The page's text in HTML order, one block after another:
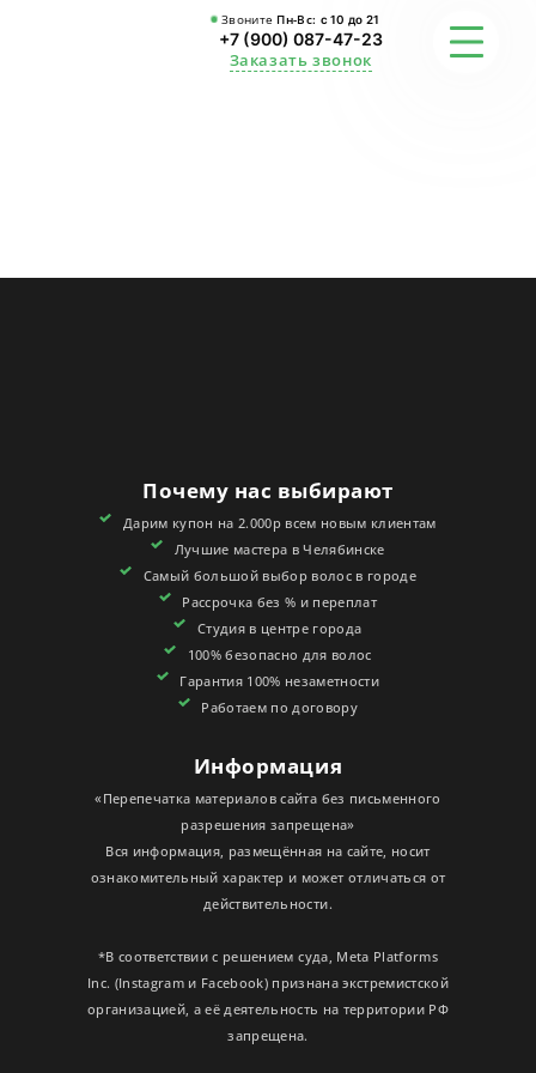
Звоните Пн-Вс: с 10 до 21
+7 (900) 087-47-23
Заказать звонок
КОНТАКТЫ
СЕРТИФИКАТЫ
Почему нас выбирают
Дарим купон на 2.000р всем новым клиентам
Лучшие мастера в Челябинске
Самый большой выбор волос в городе
Рассрочка без % и переплат
Студия в центре города
100% безопасно для волос
Гарантия 100% незаметности
Работаем по договору
Информация
«Перепечатка материалов сайта без письменного
разрешения запрещена»
Вся информация, размещённая на сайте, носит
ознакомительный характер и может отличаться от
действительности.
*В соответствии с решением суда, Meta Platforms
Inc. (Instagram и Facebook) признана экстремистской
организацией, а её деятельность на территории РФ
запрещена.